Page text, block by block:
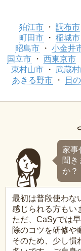
狛江市
調布市
町田市
稲城市
昭島市
小金井
国立市
西東京市
東村山市
武蔵
あきる野市
日
家事
聞き
か？
最初は普段使わな
感じられる方もい
ただ、CaSyでは
除のコツを研修や
そのため、少し慣